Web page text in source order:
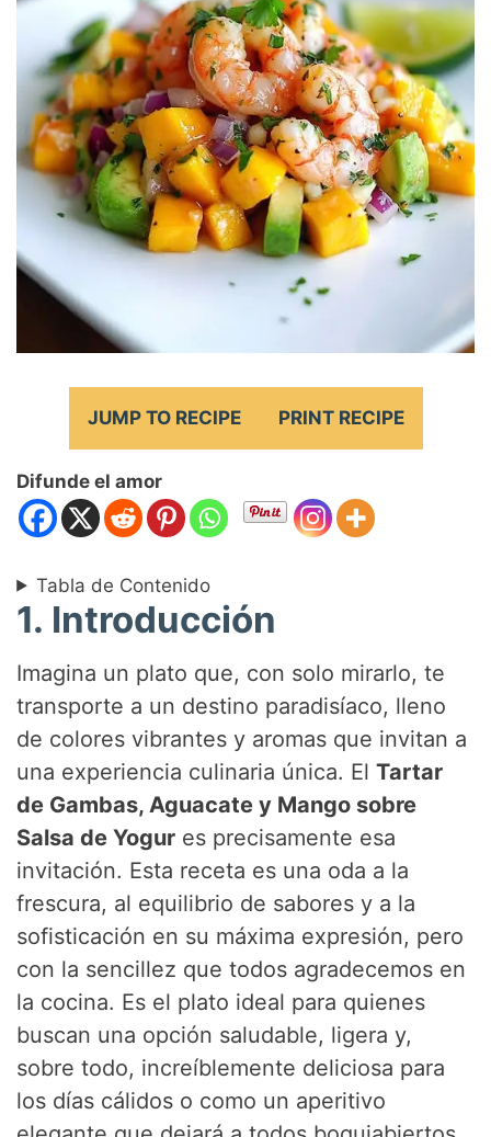
JUMP TO RECIPE PRINT RECIPE
Difunde el amor
Tabla de Contenido
1. Introducción
Imagina un plato que, con solo mirarlo, te
transporte a un destino paradisíaco, lleno
de colores vibrantes y aromas que invitan a
una experiencia culinaria única. ElTartar
de Gambas, Aguacate y Mango sobre
Salsa de Yogur es precisamente esa
invitación. Esta receta es una oda a la
frescura, al equilibrio de sabores y a la
sofisticación en su máxima expresión, pero
con la sencillez que todos agradecemos en
la cocina. Es el plato ideal para quienes
buscan una opción saludable, ligera y,
sobre todo, increíblemente deliciosa para
los días cálidos o como un aperitivo